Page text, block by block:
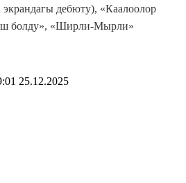
дебюту), «Каалоолор
болду», «Ширли-Мырли»
25.12.2025